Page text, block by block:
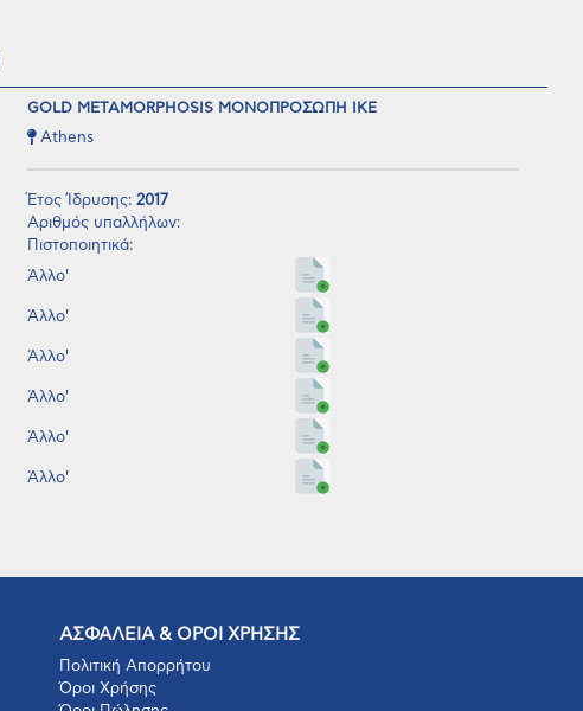
GOLD METAMORPHOSIS ΜΟΝΟΠΡΟΣΩΠΗ ΙΚΕ
Athens
Έτος Ίδρυσης: 2017
Αριθμός υπαλλήλων:
Πιστοποιητικά:
Άλλο'
Άλλο'
Άλλο'
Άλλο'
Άλλο'
Άλλο'
ΑΣΦΑΛΕΙΑ & ΟΡΟΙ ΧΡΗΣΗΣ
Πολιτική Απορρήτου
Όροι Χρήσης